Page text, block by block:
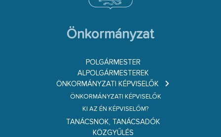
Önkormányzat
POLGÁRMESTER
ALPOLGÁRMESTEREK
ÖNKORMÁNYZATI KÉPVISELŐK
ÖNKORMÁNYZATI KÉPVISELŐK
KI AZ ÉN KÉPVISELŐM?
TANÁCSNOK, TANÁCSADÓK
KÖZGYŰLÉS